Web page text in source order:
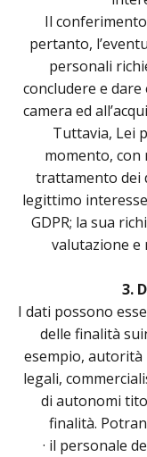
Il
pertanto,
personali
concludere e
camera ed
Tuttavia, Lei
momento, con
trattamento dei
legittimo
GDPR; la sua
valutazione e
3.
I dati possono
delle finalità
esempio, autorità
legali,
di autonomi
finalità.
· il personale